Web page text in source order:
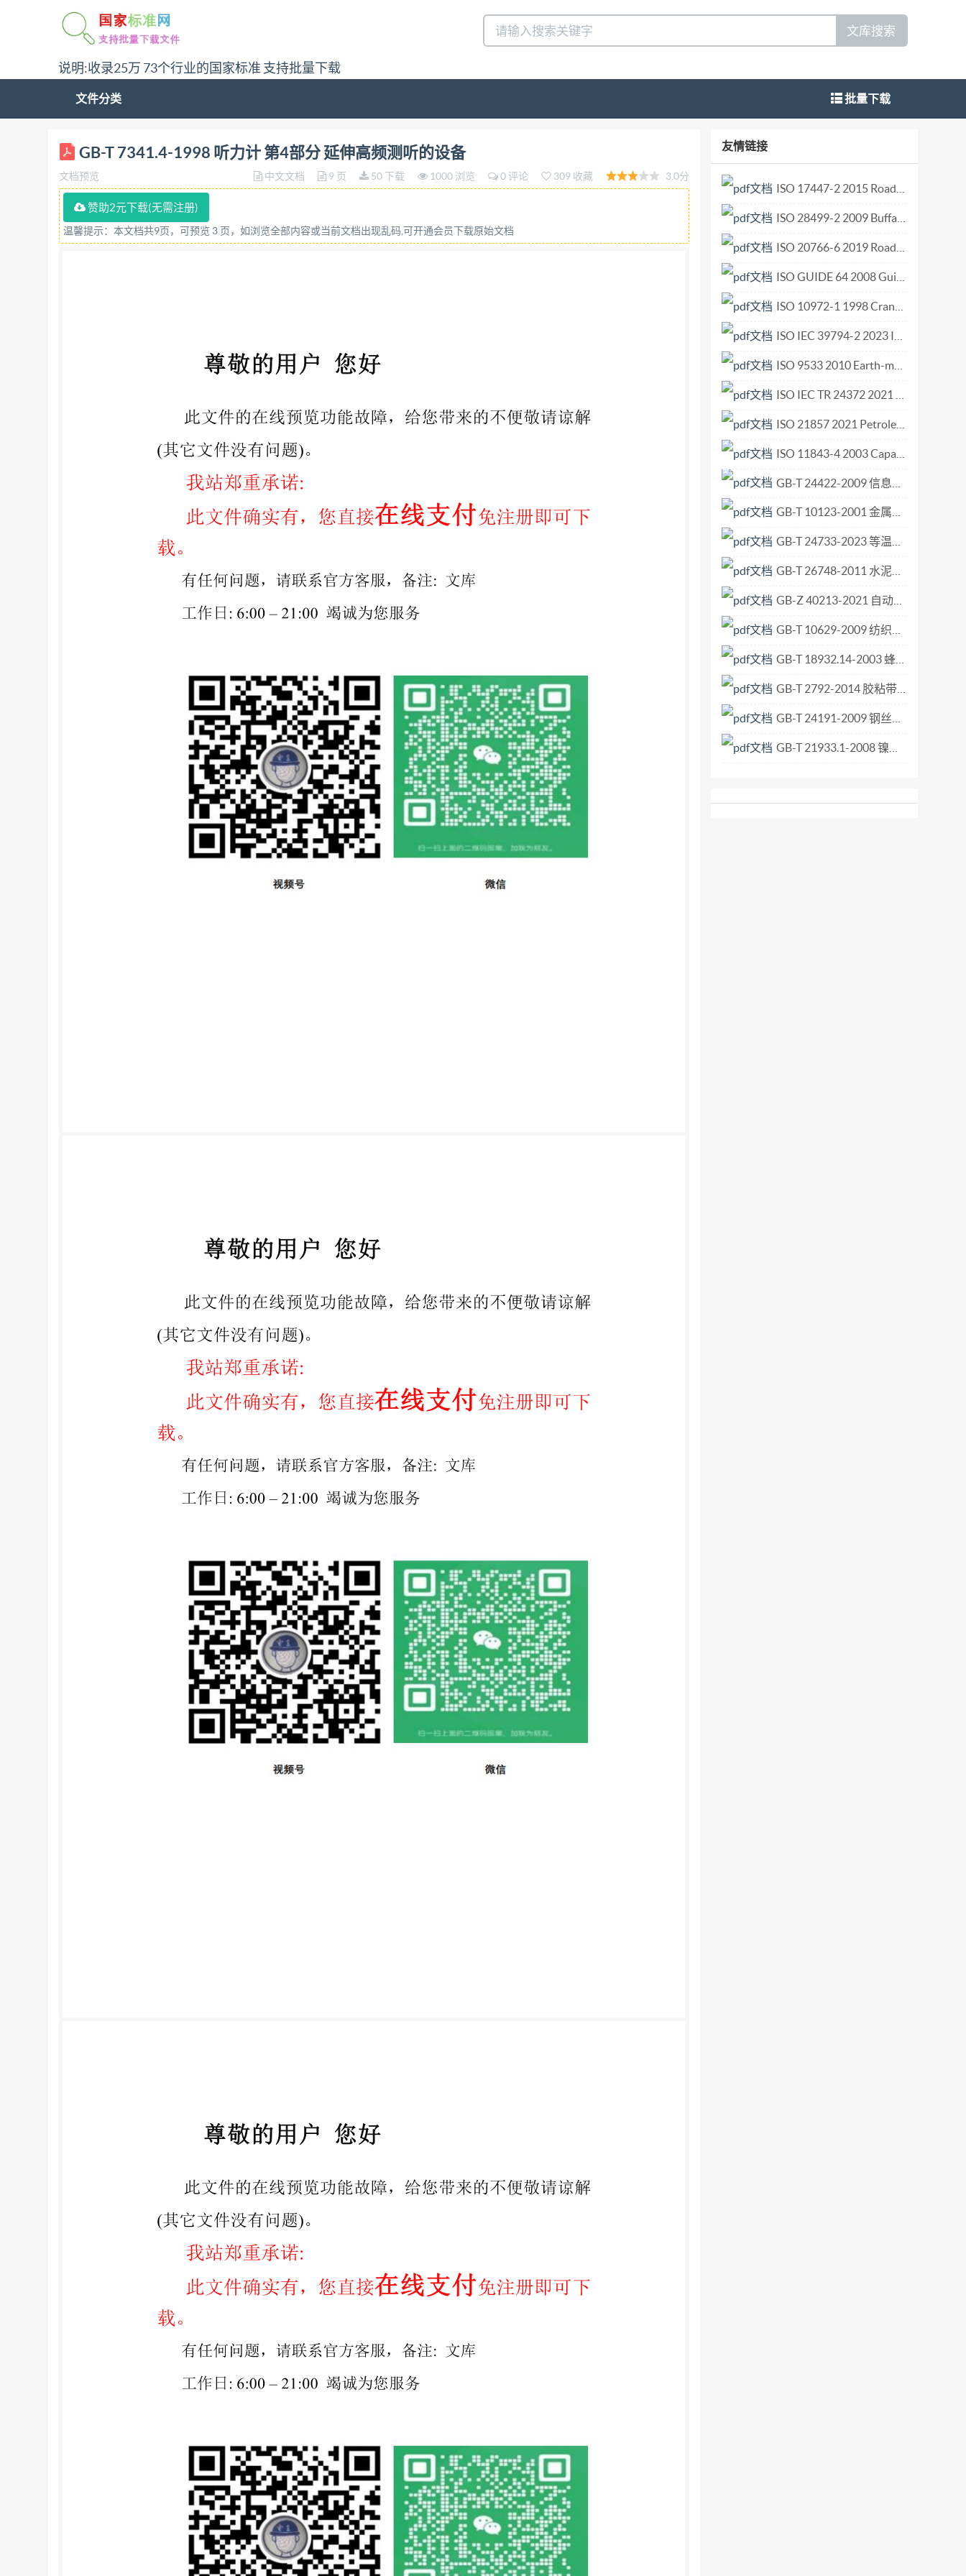
说明:收录25万 73个行业的国家标准 支持批量下载
文库搜索
文件分类 批量下载
中华人民共和国国家标准 GB/T 7341.4--1998 idt IEC 645-4:1994 听力计 第四部分：延伸高频测听的设备 Audiometers Part 4: Equipment for extended
high-frequency audiometry 1998-05-08发布 1998-12-01实施 国家质量技术监督局发布 GB/T 7341. 4-1998 目 次 IEC前言 ** 1 范围 引用标准 定义 延伸高
频听力计的功能 总要求 测试信号 信号级控制 不需要声 9 换能器 10 听力图格式·
GB-T 7341.4-1998 听力计 第4部分 延伸高频测听的设备
文档预览 中文文档 9 页 50 下载 1000 浏览 0 评论 309 收藏 3.0分
赞助2元下载(无需注册)
温馨提示：本文档共9页，可预览 3 页，如浏览全部内容或当前文档出现乱码,可开通会员下载原始文档
友情链接
ISO 17447-2 2015 Road Vehicles — Glow-plugs with conical seating and their cylinder head housing — Part 2 Basic characteristics and dimensions for ceramic-sheath-type glow-plugs.pdf
ISO 28499-2 2009 Buffalo hides and buffalo calf skins — Part 2 Grading on the basis of mass and size.pdf
ISO 20766-6 2019 Road vehicles — Liquefied petroleum gas (LPG) fuel systems components — Part 6 Pressure relief valves (PRV).pdf
ISO GUIDE 64 2008 Guide for addressing environmental issues in product standards.pdf
ISO 10972-1 1998 Cranes — Requirements for mechanisms — Part 1 General.pdf
ISO IEC 39794-2 2023 Information technology — Extensible biometric data interchang.pdf
ISO 9533 2010 Earth-moving machinery — Machine-mounted audible travel alarms and forward horns — Test methods and performance criteria.pdf
ISO IEC TR 24372 2021 Information technology — Artificial intelligence (AI) — Overview of computational approaches for AI systems.pdf
ISO 21857 2021 Petroleum, petrochemical and natural gas industries — Prevention of corrosion on pipeline systems influenced by stray currents.pdf
ISO 11843-4 2003 Capability of detection Part 4 Methodology for comparing the minimum detectable value with a given value.pdf
GB-T 24422-2009 信息与文献 档案纸 耐久性和耐用性要求.pdf
GB-T 10123-2001 金属和合金的腐蚀 基本术语和定义.pdf
GB-T 24733-2023 等温淬火球墨铸铁件.pdf
GB-T 26748-2011 水泥助磨剂.pdf
GB-Z 40213-2021 自动化系统与集成 基于信息交换需求建模和软件能力建规的应用集成方法.pdf
GB-T 10629-2009 纺织品 用于化学试验的实验室样品和试样的准备.pdf
GB-T 18932.14-2003 蜂蜜中苯甲醛残留量的测定方法 液相色谱-荧光检测法.pdf
GB-T 2792-2014 胶粘带剥离强度的试验方法.pdf
GB-T 24191-2009 钢丝绳 实际弹性模量测定方法.pdf
GB-T 21933.1-2008 镍铁 镍含量的测定 丁二酮肟重量法.pdf